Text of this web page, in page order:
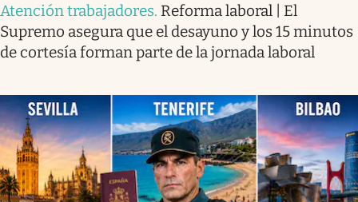
Atención trabajadores. Reforma laboral | El
Supremo asegura que el desayuno y los 15 minutos
de cortesía forman parte de la jornada laboral